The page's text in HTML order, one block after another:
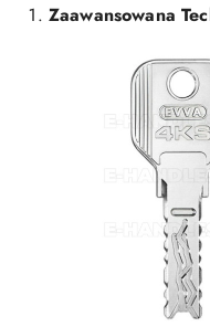
Zaawansowana